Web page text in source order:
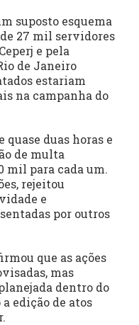
suposto esquema
27 mil servidores
e pela
de Janeiro
estariam
na campanha do
duas horas e
de multa
mil para cada um.
rejeitou
e
por outros
que as ações
mas
dentro do
edição de atos